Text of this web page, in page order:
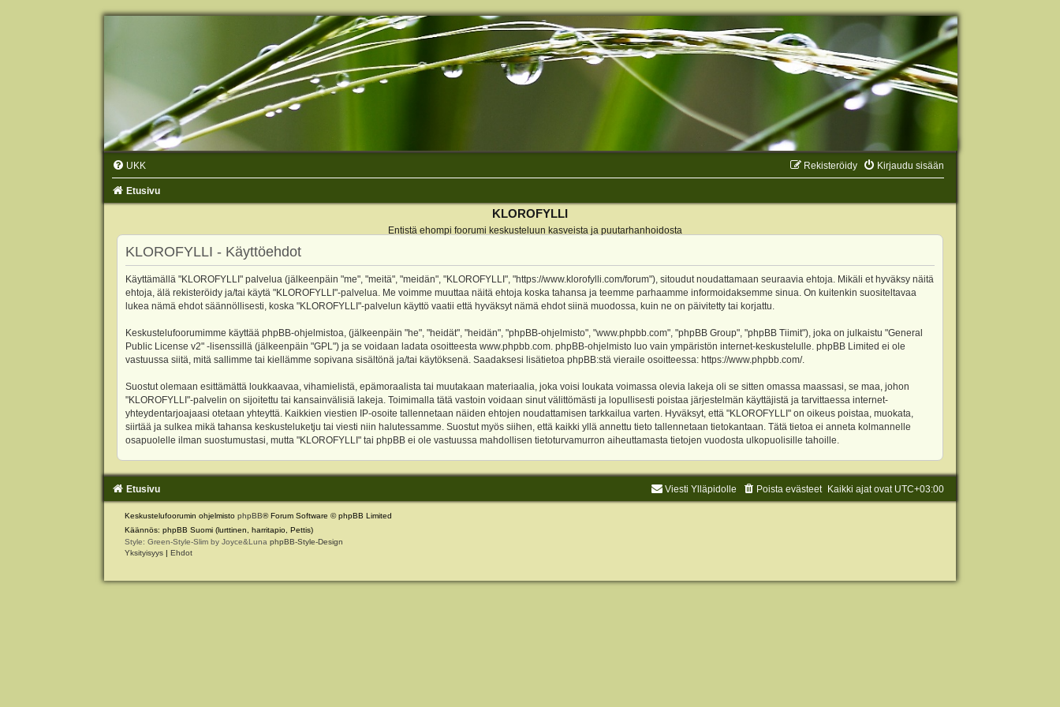
UKK Kirjaudu sisään
Rekisteröidy
Etusivu
KLOROFYLLI
Entistä ehompi foorumi keskusteluun kasveista ja puutarhanhoidosta
KLOROFYLLI - Käyttöehdot
Käyttämällä "KLOROFYLLI" palvelua (jälkeenpäin "me", "meitä", "meidän", "KLOROFYLLI", "https://www.klorofylli.com/forum"), sitoudut noudattamaan seuraavia ehtoja. Mikäli et hyväksy näitä
ehtoja, älä rekisteröidy ja/tai käytä "KLOROFYLLI"-palvelua. Me voimme muuttaa näitä ehtoja koska tahansa ja teemme parhaamme informoidaksemme sinua. On kuitenkin suositeltavaa
lukea nämä ehdot säännöllisesti, koska "KLOROFYLLI"-palvelun käyttö vaatii että hyväksyt nämä ehdot siinä muodossa, kuin ne on päivitetty tai korjattu.
Keskustelufoorumimme käyttää phpBB-ohjelmistoa, (jälkeenpäin "he", "heidät", "heidän", "phpBB-ohjelmisto", "www.phpbb.com", "phpBB Group", "phpBB Tiimit"), joka on julkaistu "General
Public License v2" -lisenssillä (jälkeenpäin "GPL") ja se voidaan ladata osoitteesta www.phpbb.com. phpBB-ohjelmisto luo vain ympäristön internet-keskustelulle. phpBB Limited ei ole
vastuussa siitä, mitä sallimme tai kiellämme sopivana sisältönä ja/tai käytöksenä. Saadaksesi lisätietoa phpBB:stä vieraile osoitteessa: https://www.phpbb.com/.
Suostut olemaan esittämättä loukkaavaa, vihamielistä, epämoraalista tai muutakaan materiaalia, joka voisi loukata voimassa olevia lakeja oli se sitten omassa maassasi, se maa, johon
"KLOROFYLLI"-palvelin on sijoitettu tai kansainvälisiä lakeja. Toimimalla tätä vastoin voidaan sinut välittömästi ja lopullisesti poistaa järjestelmän käyttäjistä ja tarvittaessa internet-
yhteydentarjoajaasi otetaan yhteyttä. Kaikkien viestien IP-osoite tallennetaan näiden ehtojen noudattamisen tarkkailua varten. Hyväksyt, että "KLOROFYLLI" on oikeus poistaa, muokata,
siirtää ja sulkea mikä tahansa keskusteluketju tai viesti niin halutessamme. Suostut myös siihen, että kaikki yllä annettu tieto tallennetaan tietokantaan. Tätä tietoa ei anneta kolmannelle
osapuolelle ilman suostumustasi, mutta "KLOROFYLLI" tai phpBB ei ole vastuussa mahdollisen tietoturvamurron aiheuttamasta tietojen vuodosta ulkopuolisille tahoille.
Etusivu Kaikki ajat ovat UTC+03:00
Poista evästeet
Viesti Ylläpidolle
Keskustelufoorumin ohjelmisto phpBB® Forum Software © phpBB Limited
Käännös: phpBB Suomi (lurttinen, harritapio, Pettis)
Style: Green-Style-Slim by Joyce&Luna phpBB-Style-Design
Yksityisyys | Ehdot